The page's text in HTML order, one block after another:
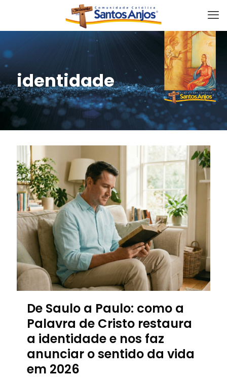
identidade
De Saulo a Paulo: como a
Palavra de Cristo restaura
a identidade e nos faz
anunciar o sentido da vida
em 2026